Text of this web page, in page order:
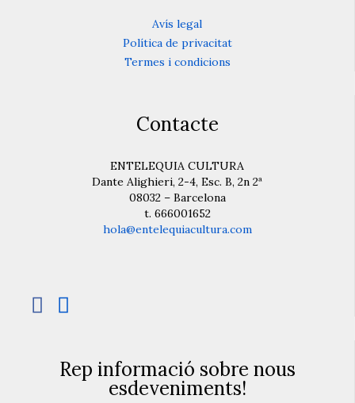
Avís legal
Política de privacitat
Termes i condicions
Contacte
ENTELEQUIA CULTURA
Dante Alighieri, 2-4, Esc. B, 2n 2ª
08032 – Barcelona
t. 666001652
hola@entelequiacultura.com
 
Rep informació sobre nous
esdeveniments!